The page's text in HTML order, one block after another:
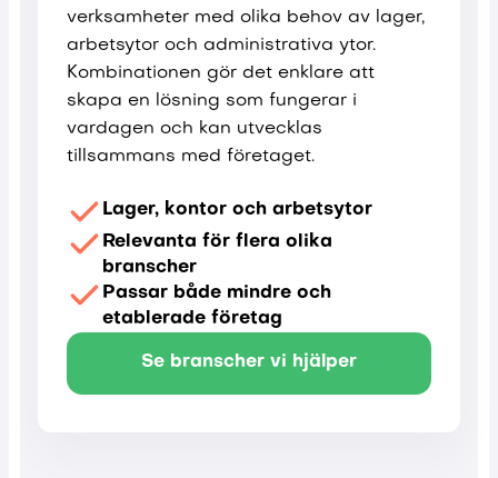
verksamheter med olika behov av lager,
arbetsytor och administrativa ytor.
Kombinationen gör det enklare att
skapa en lösning som fungerar i
vardagen och kan utvecklas
tillsammans med företaget.
Lager, kontor och arbetsytor
Relevanta för flera olika
branscher
Passar både mindre och
etablerade företag
Se branscher vi hjälper